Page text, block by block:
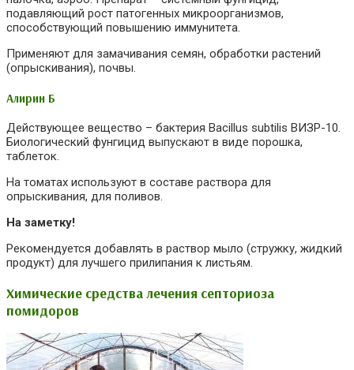
подавляющий рост патогенных микроорганизмов,
способствующий повышению иммунитета.
Применяют для замачивания семян, обработки растений
(опрыскивания), почвы.
Алирин Б
Действующее вещество – бактерия Bacillus subtilis ВИЗР-10.
Биологический фунгицид выпускают в виде порошка,
таблеток.
На томатах используют в составе раствора для
опрыскивания, для поливов.
На заметку!
Рекомендуется добавлять в раствор мыло (стружку, жидкий
продукт) для лучшего прилипания к листьям.
Химические средства лечения септориоза
помидоров